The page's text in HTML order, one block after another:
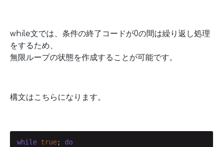
while文では、条件の終了コードが0の間は繰り返し処理
をするため、
無限ループの状態を作成することが可能です。
構文はこちらになります。
while true; do